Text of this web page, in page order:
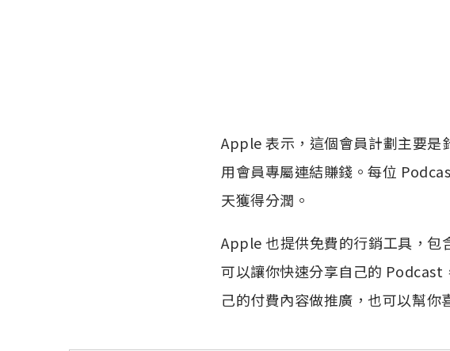
Apple 表示，這個會員計劃主要
用會員專屬連結賺錢。每位
天獲得分潤。
Apple 也提供免費的行銷工具，包
可以讓你快速分享自己的 Podcast
己的付費內容做推廣，也可以幫